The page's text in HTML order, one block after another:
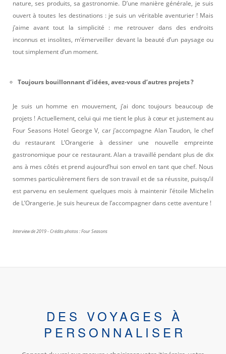
nature, ses produits, sa gastronomie. D’une manière générale, je suis
ouvert à toutes les destinations : je suis un véritable aventurier ! Mais
j’aime avant tout la simplicité : me retrouver dans des endroits
inconnus et insolites, m’émerveiller devant la beauté d’un paysage ou
tout simplement d’un moment.
Toujours bouillonnant d’idées, avez-vous d’autres projets ?
Je suis un homme en mouvement, j’ai donc toujours beaucoup de
projets ! Actuellement, celui qui me tient le plus à cœur et justement au
Four Seasons Hotel George V, car j’accompagne Alan Taudon, le chef
du restaurant L’Orangerie à dessiner une nouvelle empreinte
gastronomique pour ce restaurant. Alan a travaillé pendant plus de dix
ans à mes côtés et prend aujourd’hui son envol en tant que chef. Nous
sommes particulièrement fiers de son travail et de sa réussite, puisqu’il
est parvenu en seulement quelques mois à maintenir l’étoile Michelin
de L’Orangerie. Je suis heureux de l’accompagner dans cette aventure !
Interview de 2019 - Crédits photos : Four Seasons
DES VOYAGES À
PERSONNALISER